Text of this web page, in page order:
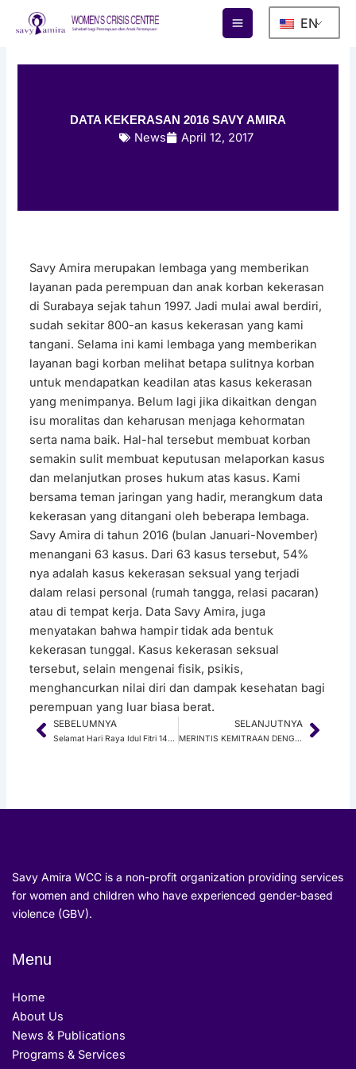
EN
DATA KEKERASAN 2016 SAVY AMIRA
News April 12, 2017
Savy Amira merupakan lembaga yang memberikan
layanan pada perempuan dan anak korban kekerasan
di Surabaya sejak tahun 1997. Jadi mulai awal berdiri,
sudah sekitar 800-an kasus kekerasan yang kami
tangani. Selama ini kami lembaga yang memberikan
layanan bagi korban melihat betapa sulitnya korban
untuk mendapatkan keadilan atas kasus kekerasan
yang menimpanya. Belum lagi jika dikaitkan dengan
isu moralitas dan keharusan menjaga kehormatan
serta nama baik. Hal-hal tersebut membuat korban
semakin sulit membuat keputusan melaporkan kasus
dan melanjutkan proses hukum atas kasus. Kami
bersama teman jaringan yang hadir, merangkum data
kekerasan yang ditangani oleh beberapa lembaga.
Savy Amira di tahun 2016 (bulan Januari-November)
menangani 63 kasus. Dari 63 kasus tersebut, 54%
nya adalah kasus kekerasan seksual yang terjadi
dalam relasi personal (rumah tangga, relasi pacaran)
atau di tempat kerja. Data Savy Amira, juga
menyatakan bahwa hampir tidak ada bentuk
kekerasan tunggal. Kasus kekerasan seksual
tersebut, selain mengenai fisik, psikis,
menghancurkan nilai diri dan dampak kesehatan bagi
perempuan yang luar biasa berat.
Prev
SEBELUMNYA
Selamat Hari Raya Idul Fitri 1436 H
SELANJUTNYA
MERINTIS KEMITRAAN DENGAN KSGK UBAYANext
Savy Amira WCC is a non-profit organization providing services
for women and children who have experienced gender-based
violence (GBV).
Menu
Home
About Us
News & Publications
Programs & Services